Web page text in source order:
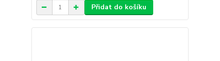
Přidat do košíku